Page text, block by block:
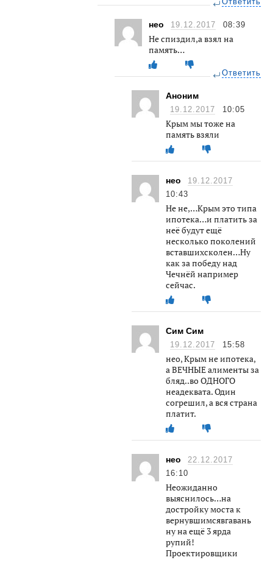
Ответить
нео 19.12.2017 08:39
Не спиздил,а взял на
память…
Ответить
Аноним
19.12.2017 10:05
Крым мы тоже на
память взяли
нео
19.12.2017
10:43
Не не,…Крым это типа
ипотека…и платить за
неё будут ещё
несколько поколений
вставшихсколен…Ну
как за победу над
Чечнёй например
сейчас.
Сим Сим
19.12.2017 15:58
нео, Крым не ипотека,
а ВЕЧНЫЕ алименты за
бляд..во ОДНОГО
неадеквата. Один
согрешил, а вся страна
платит.
нео
22.12.2017
16:10
Неожиданно
выяснилось…на
достройку моста к
вернувшимсявгавань
ну на ещё 3 ярда
рупий!
Проектировщики